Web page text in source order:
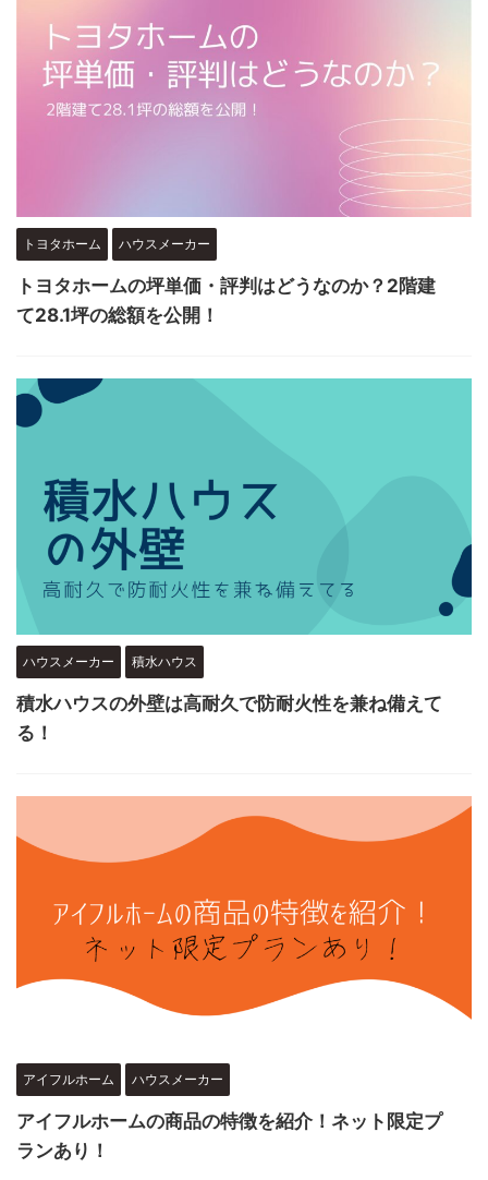
トヨタホーム ハウスメーカー
トヨタホームの坪単価・評判はどうなのか？2階建
て28.1坪の総額を公開！
ハウスメーカー 積水ハウス
積水ハウスの外壁は高耐久で防耐火性を兼ね備えて
る！
アイフルホーム ハウスメーカー
アイフルホームの商品の特徴を紹介！ネット限定プ
ランあり！